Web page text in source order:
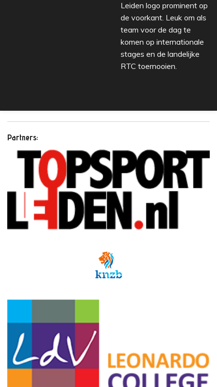
Leiden logo prominent op
de voorkant. Leuk om als
team voor de dag te
komen op internationale
stages en de landelijke
RTC toernooien.
Partners: